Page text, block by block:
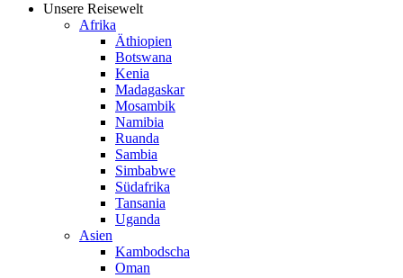
Unsere Reisewelt
Afrika
Äthiopien
Botswana
Kenia
Madagaskar
Mosambik
Namibia
Ruanda
Sambia
Simbabwe
Südafrika
Tansania
Uganda
Asien
Kambodscha
Oman